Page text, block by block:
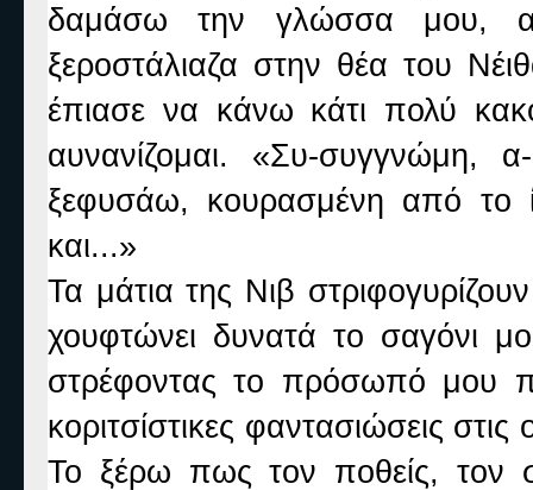
δαμάσω την γλώσσα μου,
ξεροστάλιαζα στην θέα του
έπιασε να κάνω κάτι πολύ
αυνανίζομαι. «Συ-συγγνώμη,
ξεφυσάω, κουρασμένη από το
και...»
Τα μάτια της Νιβ
χουφτώνει δυνατά το σαγόνι
στρέφοντας το πρόσωπό μου
κοριτσίστικες φαντασιώσεις
Το ξέρω πως τον ποθείς, τον